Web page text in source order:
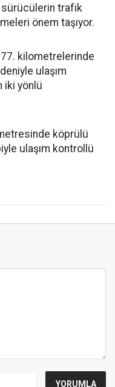
sürücülerin trafik
önem taşıyor.
kilometrelerinde
ulaşım
iki yönlü
köprülü
ulaşım kontrollü